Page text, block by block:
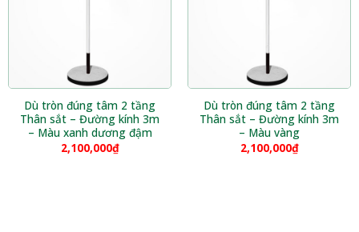
Dù tròn đúng tâm 2 tầng
Thân sắt – Đường kính 3m
– Màu xanh dương đậm
2,100,000₫
Dù tròn đúng tâm 2 tầng
Thân sắt – Đường kính 3m
– Màu vàng
2,100,000₫